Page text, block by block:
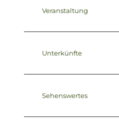
Veranstaltung
Unterkünfte
Sehenswertes